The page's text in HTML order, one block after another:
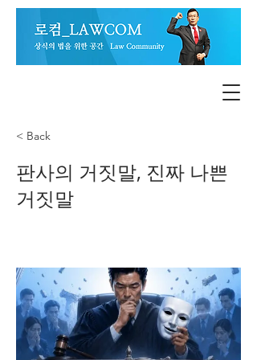
< Back
판사의 거짓말, 진짜 나쁜
거짓말